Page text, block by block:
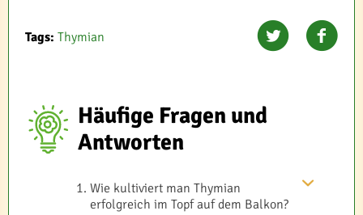
Tags: Thymian
Häufige Fragen und
Antworten
Wie kultiviert man Thymian
erfolgreich im Topf auf dem Balkon?